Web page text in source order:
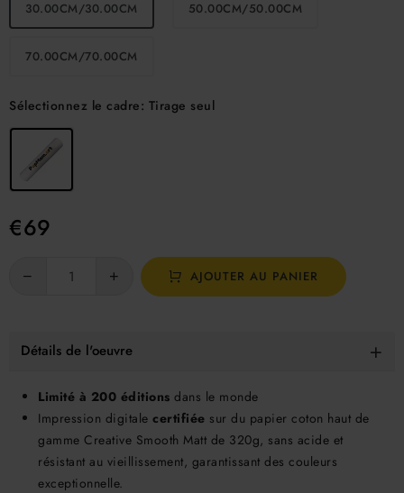
30.00CM/30.00CM 50.00CM/50.00CM
70.00CM/70.00CM
Sélectionnez le cadre: Tirage seul
€69
AJOUTER AU PANIER
Détails de l'oeuvre
Limité à 200 éditions dans le monde
Impression digitale certifiée sur du papier coton haut de
gamme Creative Smooth Matt de 320g, sans acide et
résistant au vieillissement, garantissant des couleurs
exceptionnelle.